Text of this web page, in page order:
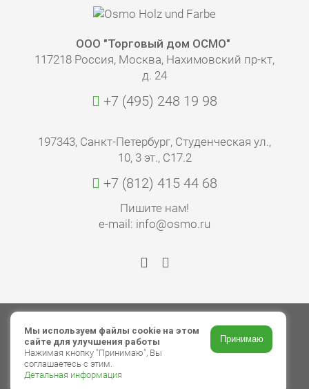
ООО "Торговый дом ОСМО"
117218 Россия, Москва, Нахимовский пр-кт,
д. 24
+7 (495) 248 19 98
197343, Санкт-Петербург, Студенческая ул.,
10, 3 эт., С17.2
+7 (812) 415 44 68
Пишите нам!
e-mail: info@osmo.ru
© 2026 ООО «Торговый дом ОСМО»
Авторские права
Политика в отношении обработки
Мы используем файлы cookie на этом
сайте для улучшения работы
Нажимая кнопку "Принимаю", Вы
соглашаетесь с этим.
Детальная информация
Принимаю